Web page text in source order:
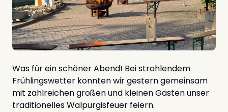
Was für ein schöner Abend! Bei strahlendem
Frühlingswetter konnten wir gestern gemeinsam
mit zahlreichen großen und kleinen Gästen unser
traditionelles Walpurgisfeuer feiern.